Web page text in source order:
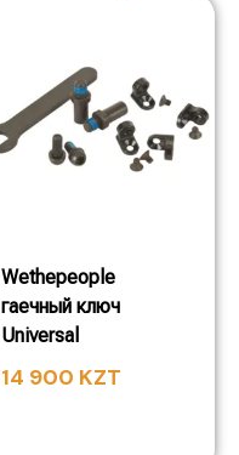
Wethepeople
гаечный ключ
Universal
14 900 KZT